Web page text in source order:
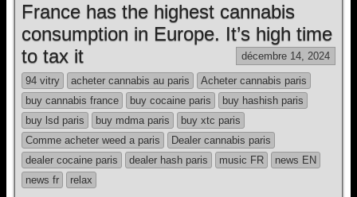
France has the highest cannabis
consumption in Europe. It’s high time
to tax it
décembre 14, 2024
94 vitry acheter cannabis au paris
Acheter cannabis paris
buy cannabis france
buy cocaine paris
buy hashish paris
buy lsd paris
buy mdma paris
buy xtc paris
Comme acheter weed a paris
Dealer cannabis paris
dealer cocaine paris
dealer hash paris music FR
news EN
news fr
relax